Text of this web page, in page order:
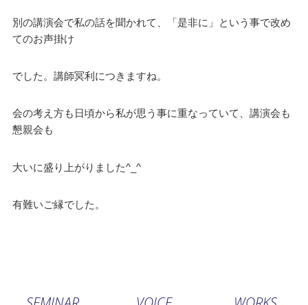
別の講演会で私の話を聞かれて、「是非に」という事で改め
てのお声掛け
でした。講師冥利につきますね。
会の考え方も日頃から私が思う事に重なっていて、講演会も
懇親会も
大いに盛り上がりました^_^
有難いご縁でした。